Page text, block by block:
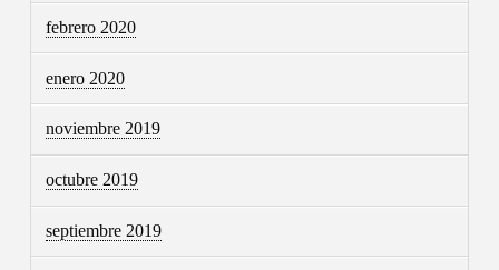
febrero 2020
enero 2020
noviembre 2019
octubre 2019
septiembre 2019